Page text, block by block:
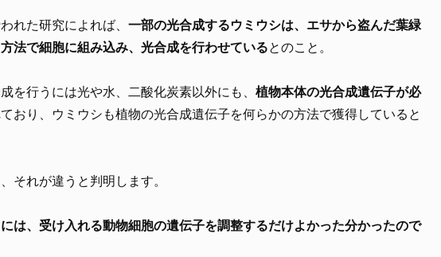
れた研究によれば、 一部の光合成するウミウシは、エサから盗んだ葉緑
法で細胞に組み込み、光合成を行わせているとのこと。
を行うには光や水、二酸化炭素以外にも、 植物本体の光合成遺伝子が必
おり、ウミウシも植物の光合成遺伝子を何らかの方法で獲得していると
それが違うと判明します。
は、受け入れる動物細胞の遺伝子を調整するだけよかった分かったので